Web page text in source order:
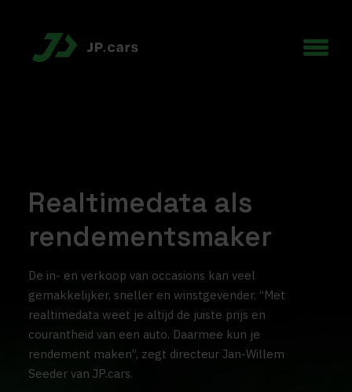
Realtimedata als
rendementsmaker
De in- en verkoop van occasions kan veel
gemakkelijker, sneller en winstgevender. “Met
realtimedata weet je altijd de juiste prijs en
courantheid van een auto. Daarmee kun je
rendement maken”, zegt directeur Jan-Willem
Seeder van JP.cars.